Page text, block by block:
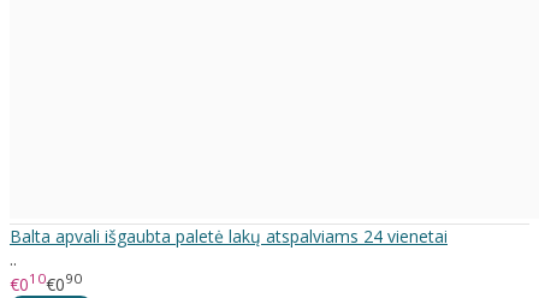
Balta apvali išgaubta paletė lakų atspalviams 24 vienetai
..
€010€090